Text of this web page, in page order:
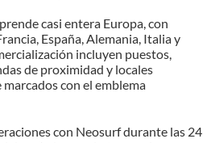
casi entera Europa, con
España, Alemania, Italia y
incluyen puestos,
de proximidad y locales
con el emblema
con Neosurf durante las 24